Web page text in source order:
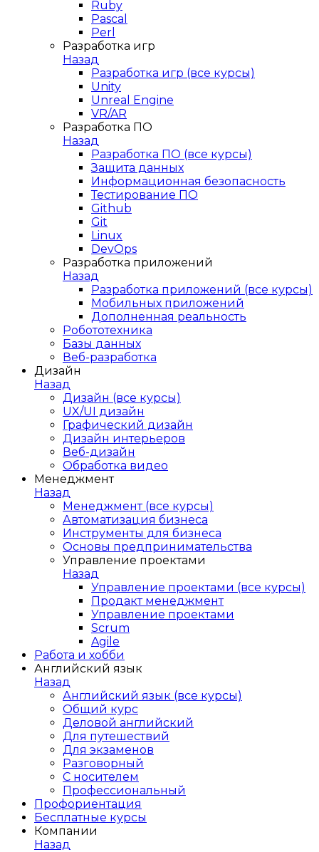
Ruby
Pascal
Perl
Разработка игр
Назад
Разработка игр (все курсы)
Unity
Unreal Engine
VR/AR
Разработка ПО
Назад
Разработка ПО (все курсы)
Защита данных
Информационная безопасность
Тестирование ПО
Github
Git
Linux
DevOps
Разработка приложений
Назад
Разработка приложений (все курсы)
Мобильных приложений
Дополненная реальность
Робототехника
Базы данных
Веб-разработка
Дизайн
Назад
Дизайн (все курсы)
UX/UI дизайн
Графический дизайн
Дизайн интерьеров
Веб-дизайн
Обработка видео
Менеджмент
Назад
Менеджмент (все курсы)
Автоматизация бизнеса
Инструменты для бизнеса
Основы предпринимательства
Управление проектами
Назад
Управление проектами (все курсы)
Продакт менеджмент
Управление проектами
Scrum
Agile
Работа и хобби
Английский язык
Назад
Английский язык (все курсы)
Общий курс
Деловой английский
Для путешествий
Для экзаменов
Разговорный
С носителем
Профессиональный
Профориентация
Бесплатные курсы
Компании
Назад